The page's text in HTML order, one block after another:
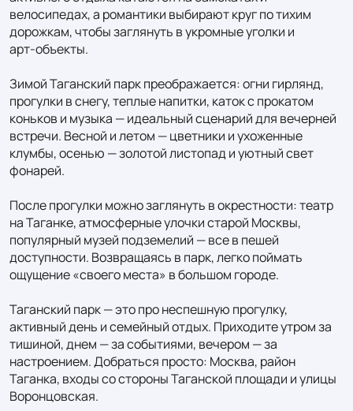
велосипедах, а романтики выбирают круг по тихим
дорожкам, чтобы заглянуть в укромные уголки и
арт‑объекты.
Зимой Таганский парк преображается: огни гирлянд,
прогулки в снегу, теплые напитки, каток с прокатом
коньков и музыка — идеальный сценарий для вечерней
встречи. Весной и летом — цветники и ухоженные
клумбы, осенью — золотой листопад и уютный свет
фонарей.
После прогулки можно заглянуть в окрестности: театр
на Таганке, атмосферные улочки старой Москвы,
популярный музей подземелий — все в пешей
доступности. Возвращаясь в парк, легко поймать
ощущение «своего места» в большом городе.
Таганский парк — это про неспешную прогулку,
активный день и семейный отдых. Приходите утром за
тишиной, днем — за событиями, вечером — за
настроением. Добраться просто: Москва, район
Таганка, входы со стороны Таганской площади и улицы
Воронцовская.